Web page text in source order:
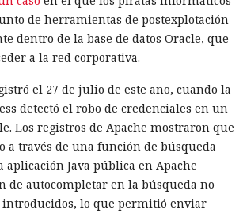
de herramientas de postexplotación
dentro de la base de datos Oracle, que
a la red corporativa.
el 27 de julio de este año, cuando la
detectó el robo de credenciales en un
Los registros de Apache mostraron que
a través de una función de búsqueda
Java pública en Apache
de autocompletar en la búsqueda no
introducidos, lo que permitió enviar